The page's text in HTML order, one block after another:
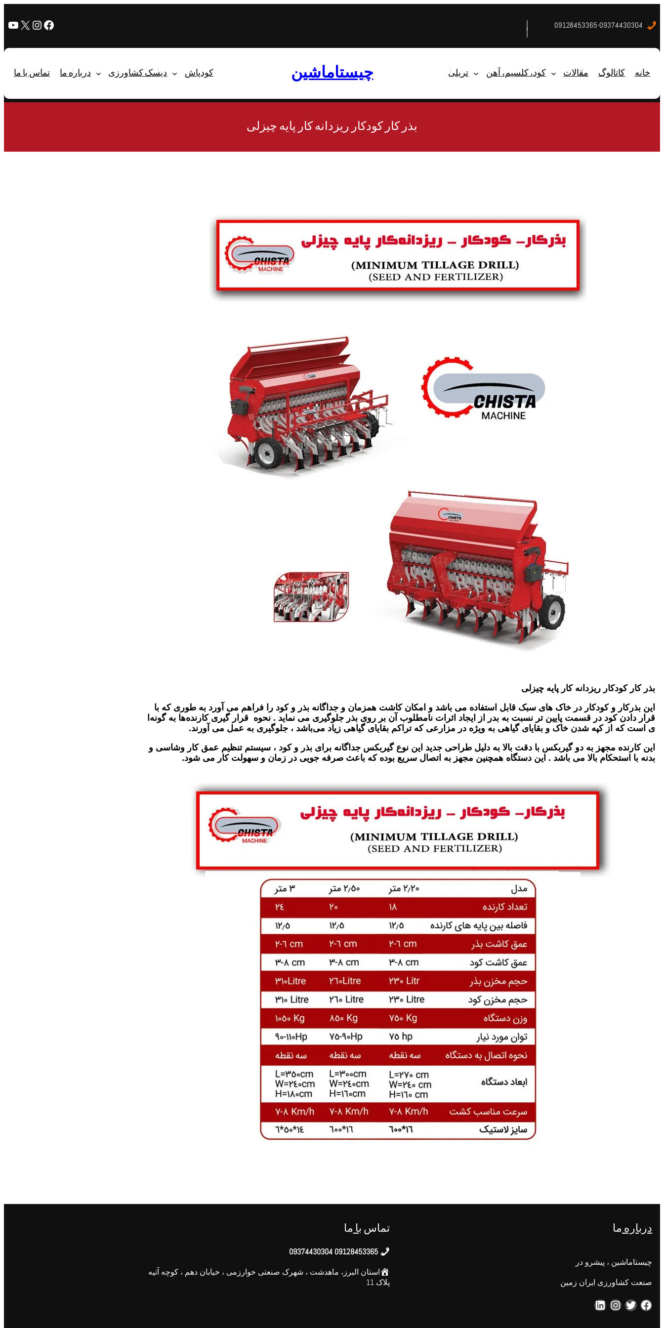
09128453365-09374430304
خانه کاتالوگ مقالات کود، کلسیم، آهن تریلی چیستاماشین کودپاش دیسک کشاورزی درباره ما تماس با ما
بذر کار کودکار ریزدانه کار پایه چیزلی
بذر کار کودکار ریزدانه کار پایه چیزلی
این بذرکار و کودکار در خاک های سبک قابل استفاده می باشد و امکان کاشت­­ همزمان و جداگانه بذر و کود را فراهم می آورد به طوری که با
قرار دادن کود در قسمت پایین تر نسبت به بدر از ایجاد اثرات نامطلوب آن بر روی بذر جلوگیری می نماید . نحوه قرار گیری کارنده‌ها به گونه‌ا
ی است که از کپه شدن خاک و بقایای گیاهی به ویژه در مزارعی که تراکم بقایای گیاهی زیاد می‌باشد ، جلوگیری به عمل می آورند.
این کارنده مجهز به دو گیربکس با دقت بالا به دلیل طراحی جدید این نوع گیربکس جداگانه برای بذر و کود ، سیستم تنظیم عمق کار وشاسی و
بدنه با استحکام بالا می باشد . این دستگاه همچنین مجهز به اتصال سریع بوده که باعث صرفه جویی در زمان و سهولت کار می شود.
دربارهما
چیستاماشین ، پیشرو در
صنعت کشاورزی ایران زمین
تماسباما
09128453365 09374430304
استان البرز، ماهدشت ، شهرک صنعتی خوارزمی ، خیابان دهم ، کوچه آتیه
پلاک 11